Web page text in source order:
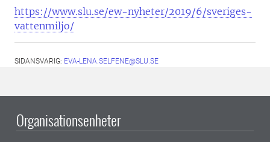
https://www.slu.se/ew-nyheter/2019/6/sveriges-
vattenmiljo/
SIDANSVARIG: EVA-LENA.SELFENE@SLU.SE
Organisationsenheter